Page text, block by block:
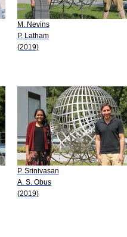
M. Nevins
P. Latham
(2019)
P. Srinivasan
A. S. Obus
(2019)